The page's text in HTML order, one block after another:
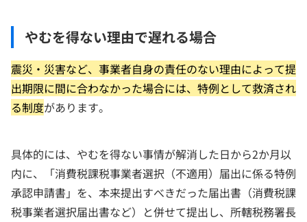
やむを得ない理由で遅れる場合
震災・災害など、事業者自身の責任のない理由によって提
出期限に間に合わなかった場合には、特例として救済され
る制度があります。
具体的には、やむを得ない事情が解消した日から2か月以
内に、「消費税課税事業者選択（不適用）届出に係る特例
承認申請書」を、本来提出すべきだった届出書（消費税課
税事業者選択届出書など）と併せて提出し、所轄税務署長